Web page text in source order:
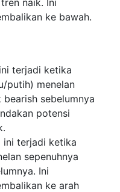
naik. Ini
ke bawah.
terjadi ketika
putih) menelan
sebelumnya
potensi
ini terjadi ketika
sepenuhnya
Ini
ke arah